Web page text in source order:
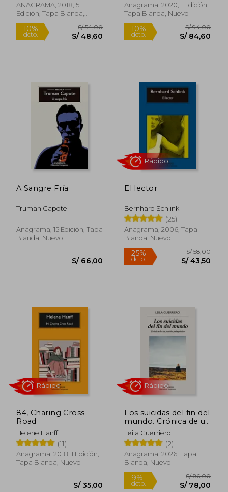
10% S/ 45,00 10% S/
ANAGRAMA, 2018, 5
Edición, Tapa Blanda,
Nuevo
Rápido
Anagrama, 2020, 1 Edición,
Tapa Blanda, Nuevo
A Sangre Fría
Truman Capote
Anagrama, 15 Edición, Tapa
Blanda, Nuevo
El lector
Bernhard Schlink
(25)
Anagrama, 2006, Tapa
Blanda, Nuevo
Rápido
84, Charing Cross
Road
Helene Hanff
(11)
Anagrama, 2018, 1 Edición,
Tapa Blanda, Nuevo
Los suicidas del fin del
mundo. Crónica de un
pueblo patagónico
Leila Guerriero
(2)
Anagrama, 2026, Tapa
Blanda, Nuevo